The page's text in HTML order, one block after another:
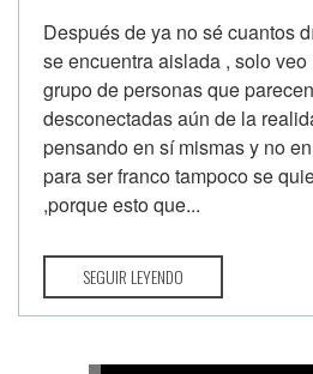
Después de ya no sé cuantos
se encuentra aislada , solo
grupo de personas que
desconectadas aún de la
pensando en sí mismas y no
para ser franco tampoco se
,porque esto que...
SEGUIR LEYENDO